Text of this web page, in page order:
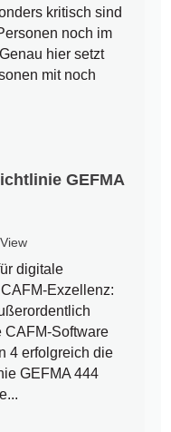
kritisch sind
noch im
hier setzt
mit noch
GEFMA
digitale
Exzellenz:
CAFM-Software
4 erfolgreich die
GEFMA 444